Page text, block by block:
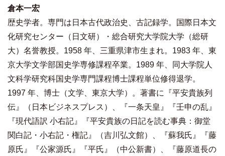
倉本一宏
歴史学者。専門は日本古代政治史、古記録学。国際日本文
化研究センター（日文研）・総合研究大学院大学（総研
大）名誉教授。1958 年、三重県津市生まれ。1983 年、東
京大学文学部国史学専修課程卒業。1989 年、同大学院人
文科学研究科国史学専門課程博士課程単位修得退学。
1997 年、博士（文学、東京大学）。著書に『平安貴族列
伝』（日本ビジネスプレス）、『一条天皇』『壬申の乱』
『現代語訳 小右記』『平安貴族の日記を読む事典：御堂
関白記・小右記・権記』（吉川弘文館）、『蘇我氏』『藤
原氏』『公家源氏』『平氏』（中公新書）、『藤原道長の